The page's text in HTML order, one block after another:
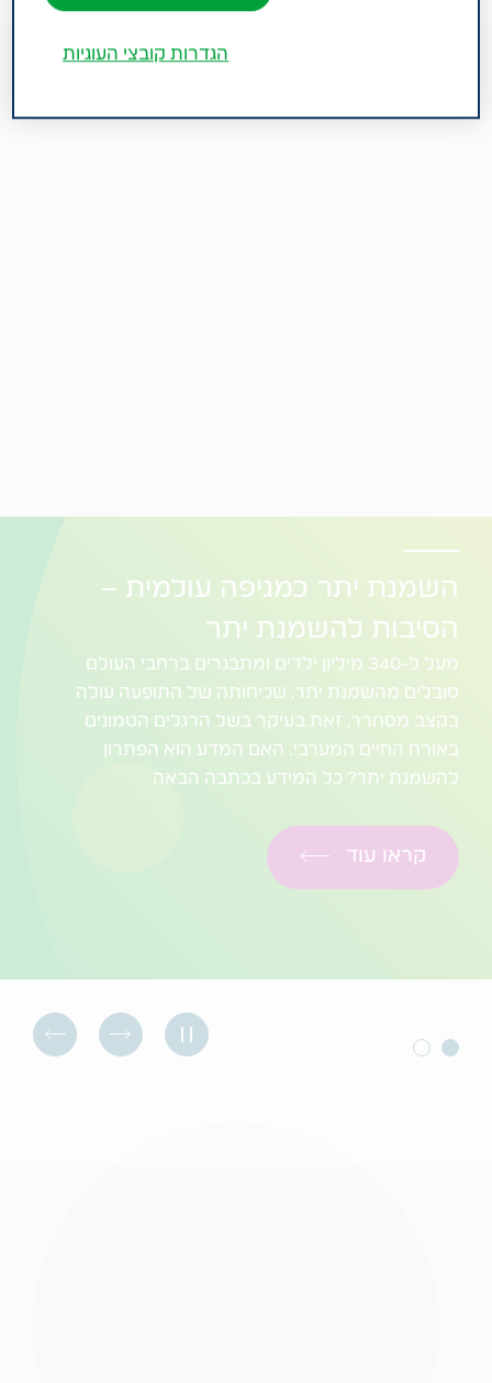
השמנת יתר כמגיפה עולמית –
הסיבות להשמנת יתר
מעל ל-340 מיליון ילדים ומתבגרים ברחבי העולם
סובלים מהשמנת יתר. שכיחותה של התופעה עולה
בקצב מסחרר, זאת בעיקר בשל הרגלים הטמונים
באורח החיים המערבי. האם המדע הוא הפתרון
להשמנת יתר? כל המידע בכתבה הבאה
קראו עוד
הגדרות קובצי העוגיות